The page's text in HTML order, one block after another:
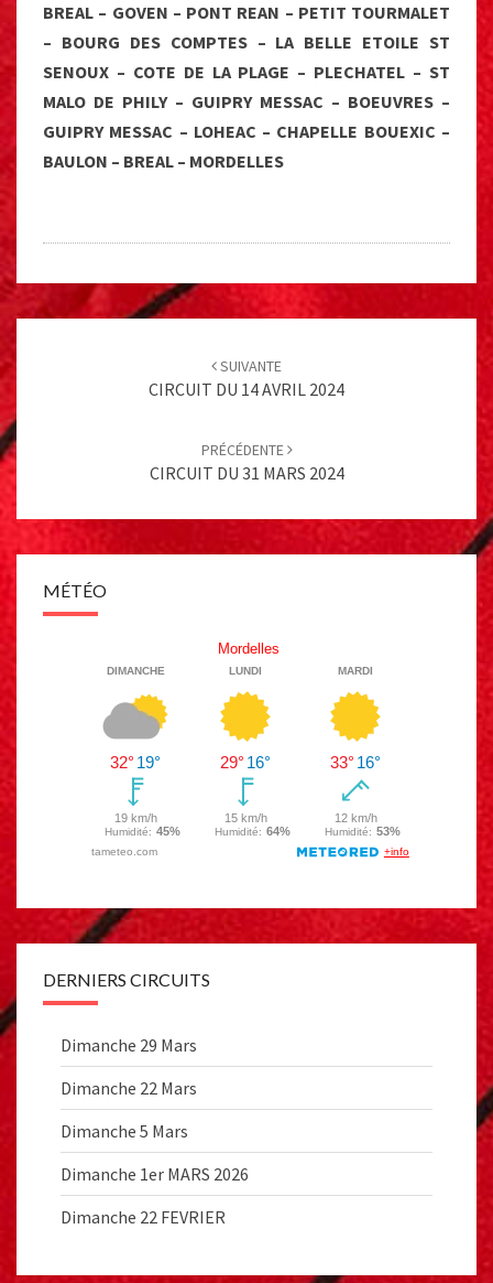
BREAL – GOVEN – PONT REAN – PETIT TOURMALET
– BOURG DES COMPTES – LA BELLE ETOILE ST
SENOUX – COTE DE LA PLAGE – PLECHATEL – ST
MALO DE PHILY – GUIPRY MESSAC – BOEUVRES –
GUIPRY MESSAC – LOHEAC – CHAPELLE BOUEXIC –
BAULON – BREAL – MORDELLES
navigation
SUIVANTE
CIRCUIT DU 14 AVRIL 2024
PRÉCÉDENTE
CIRCUIT DU 31 MARS 2024
MÉTÉO
DERNIERS CIRCUITS
Dimanche 29 Mars
Dimanche 22 Mars
Dimanche 5 Mars
Dimanche 1er MARS 2026
Dimanche 22 FEVRIER